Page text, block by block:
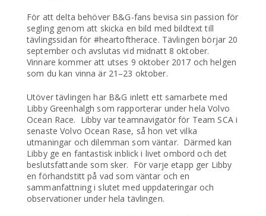
För att delta behöver B&G-fans bevisa sin passion för
segling genom att skicka en bild med bildtext till
tävlingssidan för #heartoftherace. Tävlingen börjar 20
september och avslutas vid midnatt 8 oktober.
Vinnare kommer att utses 9 oktober 2017 och helgen
som du kan vinna är 21–23 oktober.
Utöver tävlingen har B&G inlett ett samarbete med
Libby Greenhalgh som rapporterar under hela Volvo
Ocean Race. Libby var teamnavigatör för Team SCA i
senaste Volvo Ocean Rase, så hon vet vilka
utmaningar och dilemman som väntar. Därmed kan
Libby ge en fantastisk inblick i livet ombord och det
beslutsfattande som sker. För varje etapp ger Libby
en förhandstitt på vad som väntar och en
sammanfattning i slutet med uppdateringar och
observationer under hela tävlingen.